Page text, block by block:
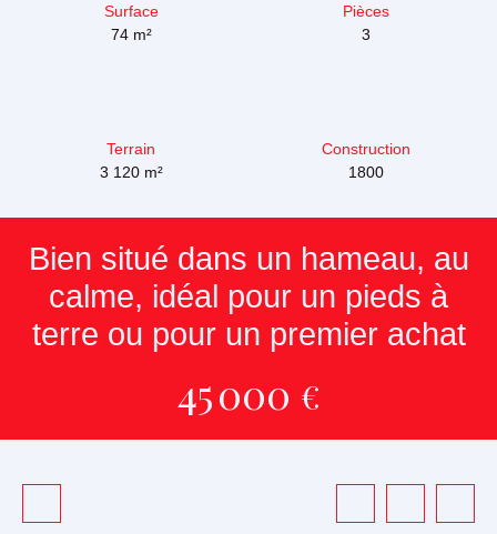
Surface
74 m²
Pièces
3
Terrain
3 120 m²
Construction
1800
Bien situé dans un hameau, au
calme, idéal pour un pieds à
terre ou pour un premier achat
45 000 €